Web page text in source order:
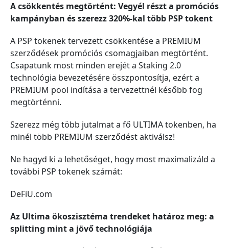
A csökkentés megtörtént: Vegyél részt a promóciós
kampányban és szerezz 320%-kal több PSP tokent
A PSP tokenek tervezett csökkentése a PREMIUM
szerződések promóciós csomagjaiban megtörtént.
Csapatunk most minden erejét a Staking 2.0
technológia bevezetésére összpontosítja, ezért a
PREMIUM pool indítása a tervezettnél később fog
megtörténni.
Szerezz még több jutalmat a fő ULTIMA tokenben, ha
minél több PREMIUM szerződést aktiválsz!
Ne hagyd ki a lehetőséget, hogy most maximalizáld a
további PSP tokenek számát:
DeFiU.com
Az Ultima ökoszisztéma trendeket határoz meg: a
splitting mint a jövő technológiája